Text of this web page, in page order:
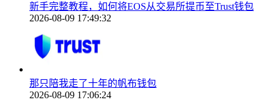
新手完整教程，如何将EOS从交易所提币至Trust钱包
2026-08-09 17:49:32
那只陪我走了十年的帆布钱包
2026-08-09 17:06:24